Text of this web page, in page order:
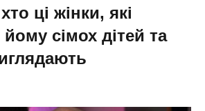
ці жінки, які
сімох дітей та